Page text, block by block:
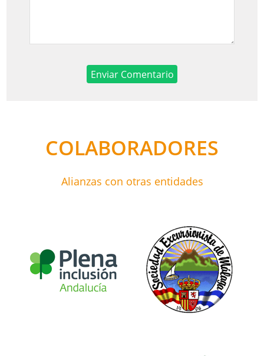
COLABORADORES
Alianzas con otras entidades